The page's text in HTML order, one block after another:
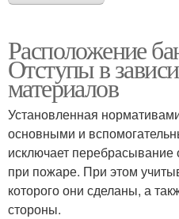
Расположение
Отступы в
материалов
Установленная
основными и
исключает перебрасывание
при пожаре. При этом
которого они сделаны, а
стороны.